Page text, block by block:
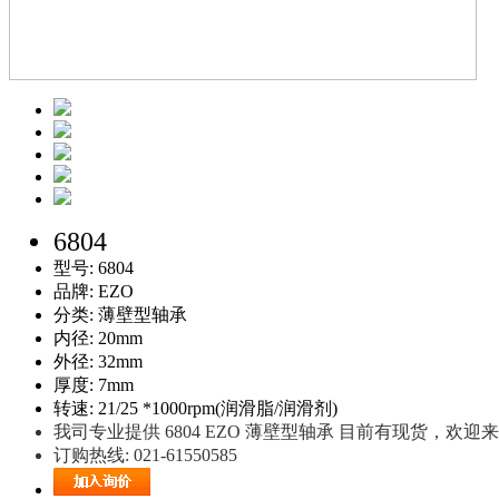
6804
型号: 6804
品牌: EZO
分类: 薄壁型轴承
内径: 20mm
外径: 32mm
厚度: 7mm
转速: 21/25 *1000rpm(润滑脂/润滑剂)
我司专业提供 6804 EZO 薄壁型轴承 目前有现货，欢迎
订购热线: 021-61550585